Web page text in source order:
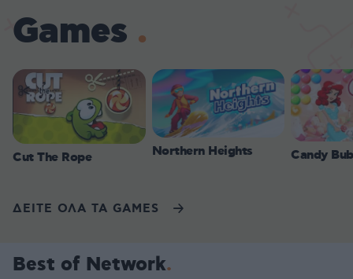
Games
Cut The Rope Northern Heights Candy
ΔΕΙΤΕ ΟΛΑ ΤΑ GAMES
Best of Network